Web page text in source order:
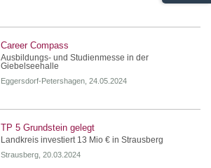
Career Compass
Ausbildungs- und Studienmesse in der
Giebelseehalle
Eggersdorf-Petershagen, 24.05.2024
TP 5 Grundstein gelegt
Landkreis investiert 13 Mio € in Strausberg
Strausberg, 20.03.2024